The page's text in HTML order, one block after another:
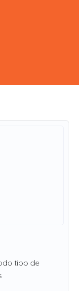
tipo de